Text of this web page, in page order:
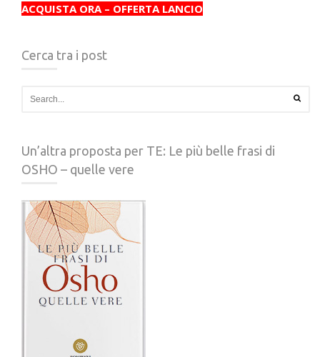
ACQUISTA ORA – OFFERTA LANCIO
Cerca tra i post
Un’altra proposta per TE: Le più belle frasi di
OSHO – quelle vere